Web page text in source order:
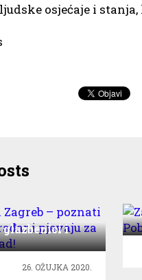
osjećaje i
za Zagreb –
glazbenici i
za naš
26. OŽUJKA 2020.